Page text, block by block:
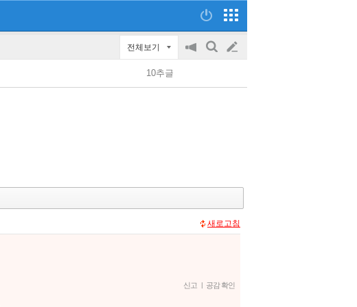
전체보기
공
on/off
검
글
쓰
10추글
새로고침
신고 | 공감 확인